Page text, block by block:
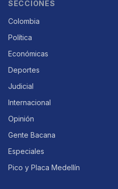
SECCIONES
Colombia
Política
Económicas
Deportes
Judicial
Internacional
Opinión
Gente Bacana
Especiales
Pico y Placa Medellín